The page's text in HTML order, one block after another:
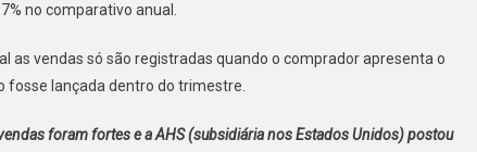
no comparativo anual.
as vendas só são registradas quando o comprador apresenta o
lançada dentro do trimestre.
foram fortes e a AHS (subsidiária nos Estados Unidos) postou